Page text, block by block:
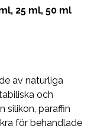
25 ml, 50 ml
av naturliga
och
silikon, paraffin
för behandlade